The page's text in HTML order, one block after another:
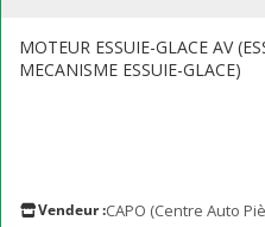
MOTEUR ESSUIE-GLACE AV
MECANISME ESSUIE-GLACE)
Vendeur :CAPO (Centre Auto